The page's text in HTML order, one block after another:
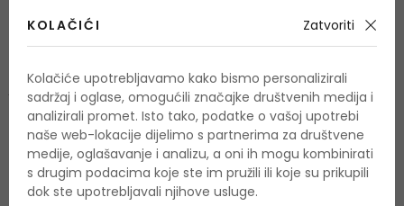
Gornje note
bergamot, aldehidi, bosiljak, kadulja, kadulja, gardenija
jasmin, ylang-ylang, vetiver, geranija, ruža, ciklama, korijen
irisa
Bazne note
koža, mošus, pačuli, ambra, hrastova mahovina
KOLAČIĆI Zatvoriti
Kolačiće upotrebljavamo kako bismo personalizirali
sadržaj i oglase, omogućili značajke društvenih medija i
analizirali promet. Isto tako, podatke o vašoj upotrebi
naše web-lokacije dijelimo s partnerima za društvene
medije, oglašavanje i analizu, a oni ih mogu kombinirati
s drugim podacima koje ste im pružili ili koje su prikupili
dok ste upotrebljavali njihove usluge.